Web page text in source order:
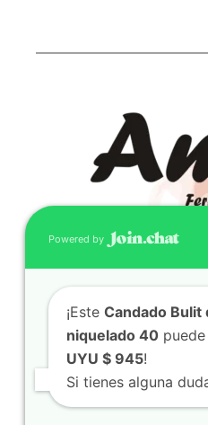
(598)
Powered by
¡Este Candado Bulit
niquelado 40
UYU $ 945!
Si tienes alguna